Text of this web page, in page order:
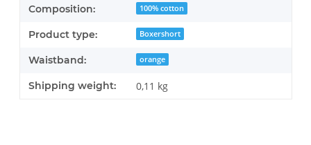
Composition: 100% cotton
Product type: Boxershort
Waistband: orange
Shipping weight: 0,11 kg